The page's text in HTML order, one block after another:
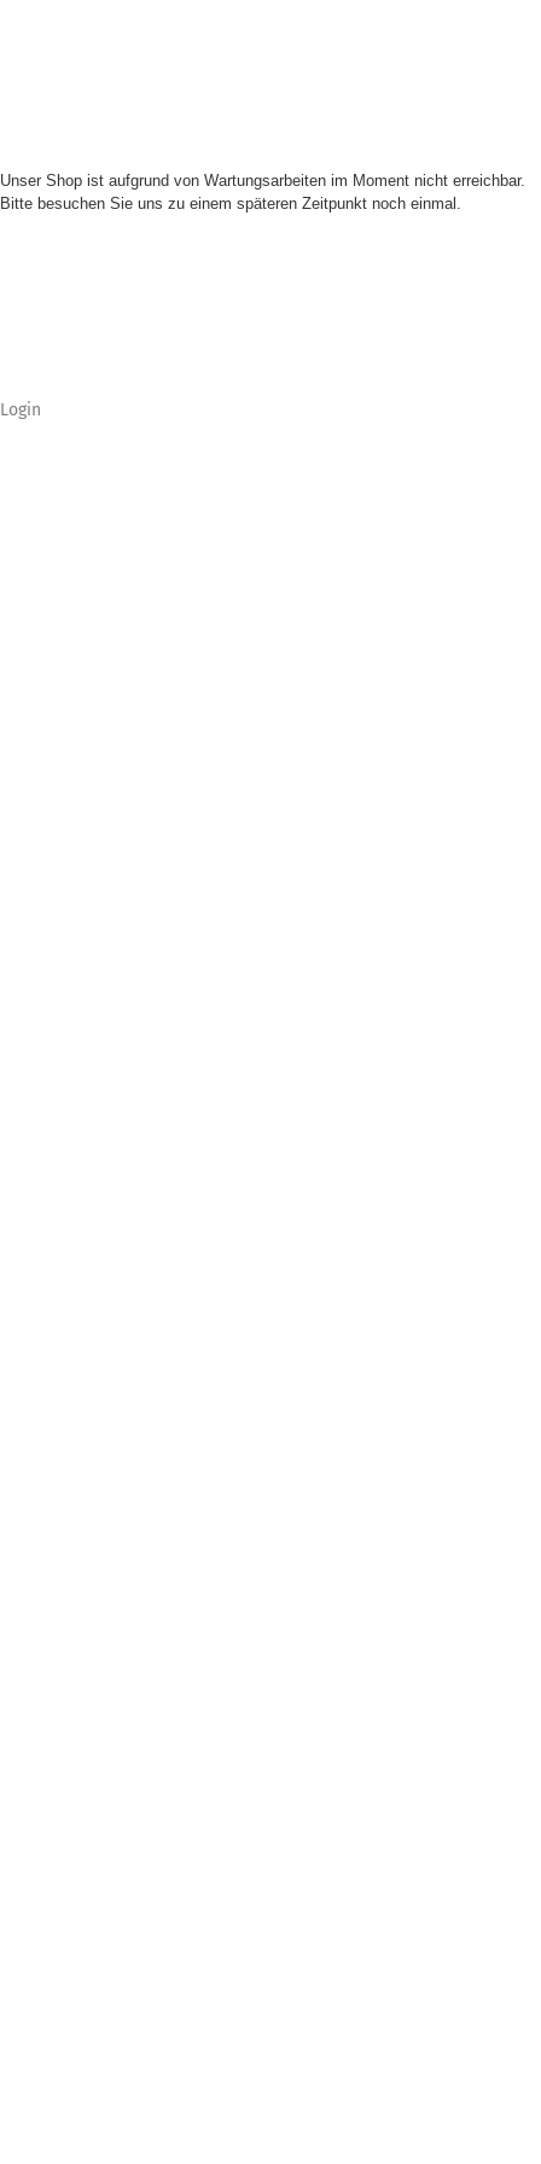
Unser Shop ist aufgrund von Wartungsarbeiten im Moment nicht erreichbar.
Bitte besuchen Sie uns zu einem späteren Zeitpunkt noch einmal.
Login